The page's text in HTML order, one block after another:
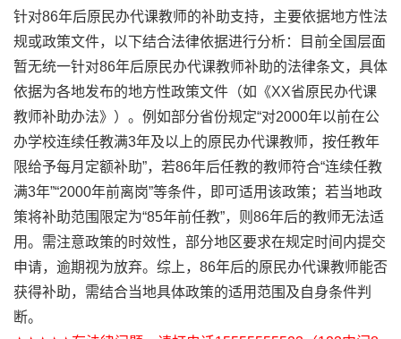
针对86年后原民办代课教师的补助支持，主要依据地方性法
规或政策文件，以下结合法律依据进行分析：目前全国层面
暂无统一针对86年后原民办代课教师补助的法律条文，具体
依据为各地发布的地方性政策文件（如《XX省原民办代课
教师补助办法》）。例如部分省份规定“对2000年以前在公
办学校连续任教满3年及以上的原民办代课教师，按任教年
限给予每月定额补助”，若86年后任教的教师符合“连续任教
满3年”“2000年前离岗”等条件，即可适用该政策；若当地政
策将补助范围限定为“85年前任教”，则86年后的教师无法适
用。需注意政策的时效性，部分地区要求在规定时间内提交
申请，逾期视为放弃。综上，86年后的原民办代课教师能否
获得补助，需结合当地具体政策的适用范围及自身条件判
断。